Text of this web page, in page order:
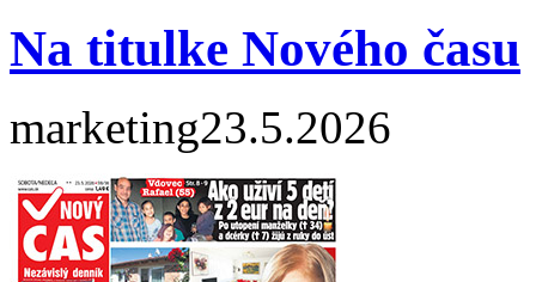
Na titulke Nového času
marketing23.5.2026